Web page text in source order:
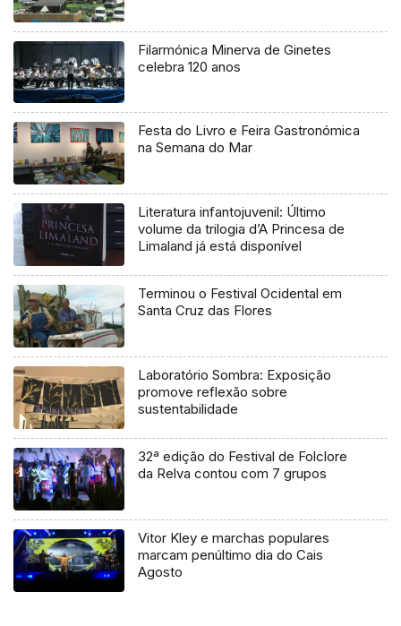
Filarmónica Minerva de Ginetes
celebra 120 anos
Festa do Livro e Feira Gastronómica
na Semana do Mar
Literatura infantojuvenil: Último
volume da trilogia d’A Princesa de
Limaland já está disponível
Terminou o Festival Ocidental em
Santa Cruz das Flores
Laboratório Sombra: Exposição
promove reflexão sobre
sustentabilidade
32ª edição do Festival de Folclore
da Relva contou com 7 grupos
Vitor Kley e marchas populares
marcam penúltimo dia do Cais
Agosto